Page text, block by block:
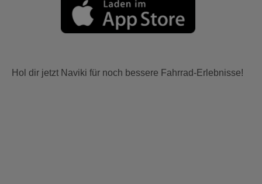
Hol dir jetzt Naviki für noch bessere Fahrrad-Erlebnisse!